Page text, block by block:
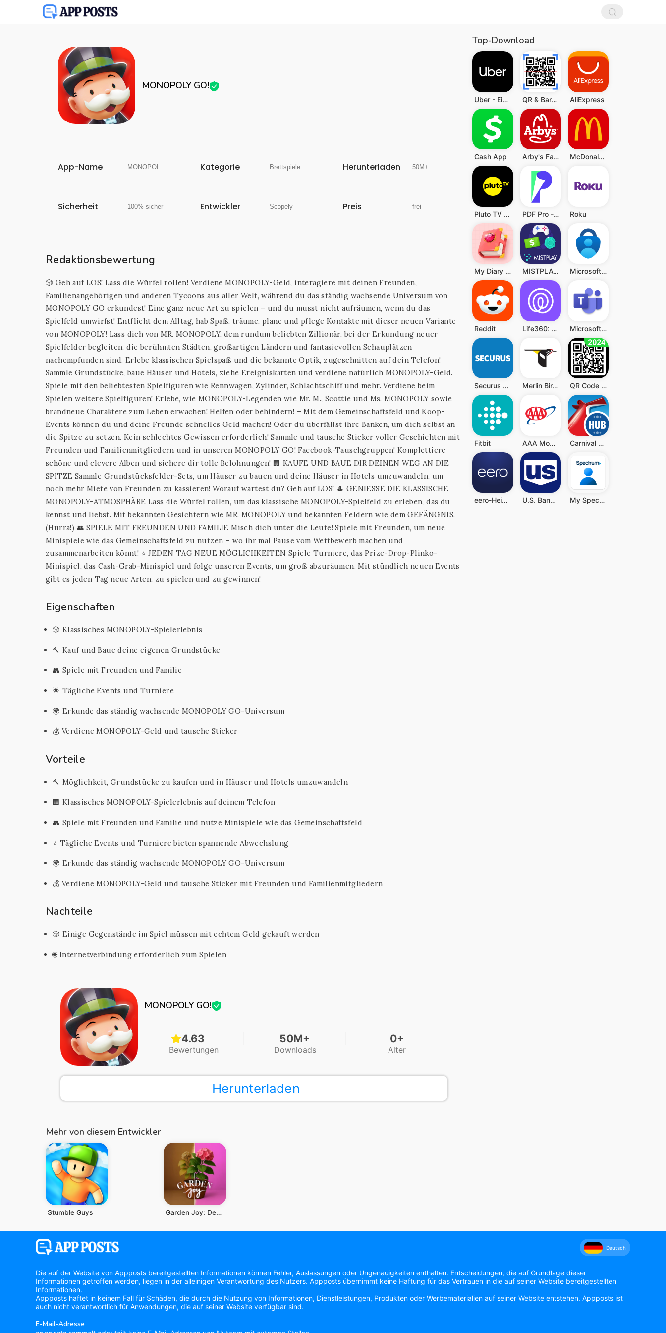
MONOPOLY GO!
App-Name MONOPOLY GO! Kategorie Brettspiele Herunterladen 50M+
Sicherheit 100% sicher Entwickler Scopely Preis frei
Redaktionsbewertung
🎲 Geh auf LOS! Lass die Würfel rollen! Verdiene MONOPOLY-Geld, interagiere mit deinen Freunden,
Familienangehörigen und anderen Tycoons aus aller Welt, während du das ständig wachsende Universum von
MONOPOLY GO erkundest! Eine ganz neue Art zu spielen – und du musst nicht aufräumen, wenn du das
Spielfeld umwirfst! Entflieht dem Alltag, hab Spaß, träume, plane und pflege Kontakte mit dieser neuen Variante
von MONOPOLY! Lass dich von MR. MONOPOLY, dem rundum beliebten Zillionär, bei der Erkundung neuer
Spielfelder begleiten, die berühmten Städten, großartigen Ländern und fantasievollen Schauplätzen
nachempfunden sind. Erlebe klassischen Spielspaß und die bekannte Optik, zugeschnitten auf dein Telefon!
Sammle Grundstücke, baue Häuser und Hotels, ziehe Ereigniskarten und verdiene natürlich MONOPOLY-Geld.
Spiele mit den beliebtesten Spielfiguren wie Rennwagen, Zylinder, Schlachtschiff und mehr. Verdiene beim
Spielen weitere Spielfiguren! Erlebe, wie MONOPOLY-Legenden wie Mr. M., Scottie und Ms. MONOPOLY sowie
brandneue Charaktere zum Leben erwachen! Helfen oder behindern! – Mit dem Gemeinschaftsfeld und Koop-
Events können du und deine Freunde schnelles Geld machen! Oder du überfällst ihre Banken, um dich selbst an
die Spitze zu setzen. Kein schlechtes Gewissen erforderlich! Sammle und tausche Sticker voller Geschichten mit
Freunden und Familienmitgliedern und in unseren MONOPOLY GO! Facebook-Tauschgruppen! Komplettiere
schöne und clevere Alben und sichere dir tolle Belohnungen! 🏢 KAUFE UND BAUE DIR DEINEN WEG AN DIE
SPITZE Sammle Grundstücksfelder-Sets, um Häuser zu bauen und deine Häuser in Hotels umzuwandeln, um
noch mehr Miete von Freunden zu kassieren! Worauf wartest du? Geh auf LOS! 🎩 GENIESSE DIE KLASSISCHE
MONOPOLY-ATMOSPHÄRE Lass die Würfel rollen, um das klassische MONOPOLY-Spielfeld zu erleben, das du
kennst und liebst. Mit bekannten Gesichtern wie MR. MONOPOLY und bekannten Feldern wie dem GEFÄNGNIS.
(Hurra!) 👥 SPIELE MIT FREUNDEN UND FAMILIE Misch dich unter die Leute! Spiele mit Freunden, um neue
Minispiele wie das Gemeinschaftsfeld zu nutzen – wo ihr mal Pause vom Wettbewerb machen und
zusammenarbeiten könnt! ⭐ JEDEN TAG NEUE MÖGLICHKEITEN Spiele Turniere, das Prize-Drop-Plinko-
Minispiel, das Cash-Grab-Minispiel und folge unseren Events, um groß abzuräumen. Mit stündlich neuen Events
gibt es jeden Tag neue Arten, zu spielen und zu gewinnen!
Eigenschaften
🎲 Klassisches MONOPOLY-Spielerlebnis
🔨 Kauf und Baue deine eigenen Grundstücke
👥 Spiele mit Freunden und Familie
🌟 Tägliche Events und Turniere
🌍 Erkunde das ständig wachsende MONOPOLY GO-Universum
💰 Verdiene MONOPOLY-Geld und tausche Sticker
Vorteile
🔨 Möglichkeit, Grundstücke zu kaufen und in Häuser und Hotels umzuwandeln
🏢 Klassisches MONOPOLY-Spielerlebnis auf deinem Telefon
👥 Spiele mit Freunden und Familie und nutze Minispiele wie das Gemeinschaftsfeld
⭐ Tägliche Events und Turniere bieten spannende Abwechslung
🌍 Erkunde das ständig wachsende MONOPOLY GO-Universum
💰 Verdiene MONOPOLY-Geld und tausche Sticker mit Freunden und Familienmitgliedern
Nachteile
🎲 Einige Gegenstände im Spiel müssen mit echtem Geld gekauft werden
🌐 Internetverbindung erforderlich zum Spielen
MONOPOLY GO!
4.63
Bewertungen
50M+
Downloads
0+
Alter
Herunterladen
Mehr von diesem Entwickler
Stumble Guys Garden Joy: Design Spiel
Top-Download
Uber - Eine Fahrt bestellen QR & Barcode Scanner (Deutsch) AliExpress
Cash App Arby's Fast Food Sandwiches McDonald's
Pluto TV - TV, Filme & Serien PDF Pro - Reader & Maker Roku
My Diary - Diary With Lock MISTPLAY: Spiele für Belohnung Microsoft Authenticator
Reddit Life360: Standort teilen Microsoft Teams
Securus Mobile Merlin Bird ID von Cornell Lab QR Code Scanner (Deutsch)
Fitbit AAA Mobile Carnival HUB
eero-Heim-WLAN-System U.S. Bank Mobile Banking My Spectrum
Deutsch
Die auf der Website von Appposts bereitgestellten Informationen können Fehler, Auslassungen oder Ungenauigkeiten enthalten. Entscheidungen, die auf Grundlage dieser
Informationen getroffen werden, liegen in der alleinigen Verantwortung des Nutzers. Appposts übernimmt keine Haftung für das Vertrauen in die auf seiner Website bereitgestellten
Informationen.
Appposts haftet in keinem Fall für Schäden, die durch die Nutzung von Informationen, Dienstleistungen, Produkten oder Werbematerialien auf seiner Website entstehen. Appposts ist
auch nicht verantwortlich für Anwendungen, die auf seiner Website verfügbar sind.
E-Mail-Adresse